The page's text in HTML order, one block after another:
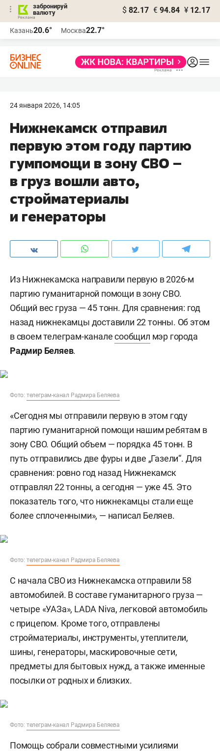
забронируй
валюту
$ 82.17 € 94.84 ¥ 12.17
Казань20.6° Москва22.7°
24 января 2026, 14:05
Нижнекамск отправил
первую этом году партию
гумпомощи в зону СВО –
в груз вошли авто,
стройматериалы
и генераторы
Из Нижнекамска направили первую в 2026-м
партию гуманитарной помощи в зону СВО.
Общий вес груза — 45 тонн. Для сравнения: год
назад нижнекамцы доставили 22 тонны. Об этом
в своем телеграм-каналесообщил мэр города
Радмир Беляев.
Фото: телеграм-канал Радмира Беляева
«Сегодня мы отправили первую в этом году
партию гуманитарной помощи нашим ребятам в
зону СВО. Общий объем — порядка 45 тонн. В
путь отправились две фуры и две „Газели“. Для
сравнения: ровно год назад Нижнекамск
отправлял 22 тонны, а сегодня — уже 45. Это
показатель того, что нижнекамцы стали еще
более сплоченными», — написал Беляев.
Фото: телеграм-канал Радмира Беляева
С начала СВО из Нижнекамска отправили 58
автомобилей. В составе гуманитарного груза —
четыре «УАЗа», LADA Niva, легковой автомобиль
с прицепом. Кроме того, отправлены
стройматериалы, инструменты, утеплители,
шины, генераторы, маскировочные сети,
предметы для бытовых нужд, а также именные
посылки от родных и близких.
Фото: телеграм-канал Радмира Беляева
Помощь собрали совместными усилиями